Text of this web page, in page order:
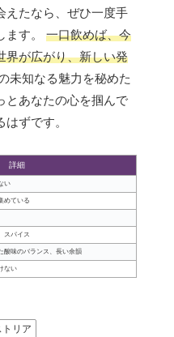
えたなら、ぜひ一度手
ます。 一口飲めば、今
界が広がり、新しい発
未知なる魅力を秘めた
とあなたの心を掴んで
ずです。
詳細
い
めている
スパイス
酸味のバランス、長い余韻
ない
トリア